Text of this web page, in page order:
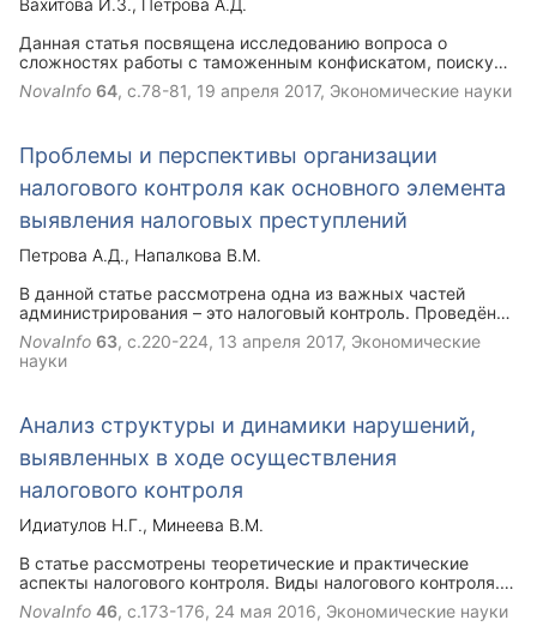
Вахитова И.З.
Петрова А.Д.
Данная статья посвящена исследованию вопроса о
сложностях работы с таможенным конфискатом, поиску
пути решений этого вопроса, а так же даче рекомендаций
по устранению и недопущению ошибок в этой сфере.
NovaInfo 64, с.78-81, 19 апреля 2017, Экономические науки
Проблемы и перспективы организации
налогового контроля как основного элемента
выявления налоговых преступлений
Петрова А.Д.
Напалкова В.М.
В данной статье рассмотрена одна из важных частей
администрирования – это налоговый контроль. Проведён
анализ проблем и пути решения, и перспективы
организации налогового контроля.
NovaInfo 63, с.220-224, 13 апреля 2017, Экономические
науки
Анализ структуры и динамики нарушений,
выявленных в ходе осуществления
налогового контроля
Идиатулов Н.Г.
Минеева В.М.
В статье рассмотрены теоретические и практические
аспекты налогового контроля. Виды налогового контроля.
Рассмотрены состав и структура налоговых
правонарушений в Российской Федерации. Также
NovaInfo 46, с.173-176, 24 мая 2016, Экономические науки